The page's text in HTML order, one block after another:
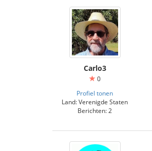
Carlo3
0
Profiel tonen
Land: Verenigde Staten
Berichten: 2